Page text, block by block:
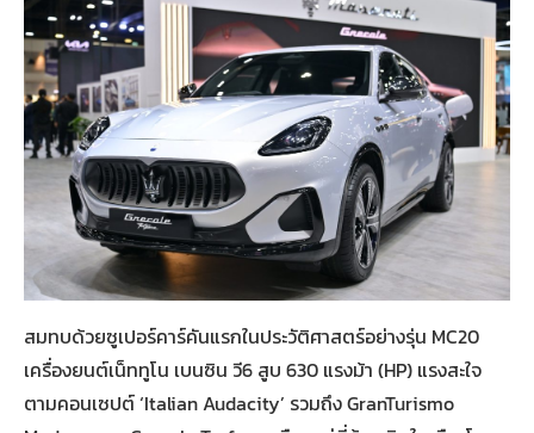
สมทบด้วยซูเปอร์คาร์คันแรกในประวัติศาสตร์อย่างรุ่น MC20
เครื่องยนต์เน็ททูโน เบนซิน วี6 สูบ 630 แรงม้า (HP) แรงสะใจ
ตามคอนเซปต์ ‘Italian Audacity’ รวมถึง GranTurismo